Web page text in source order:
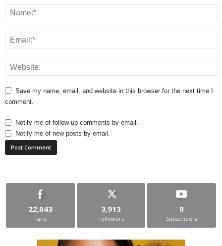
Save my name, email, and website in this browser for the next time I
comment.
Notify me of follow-up comments by email.
Notify me of new posts by email.
22,043
Fans
3,913
Followers
0
Subscribers